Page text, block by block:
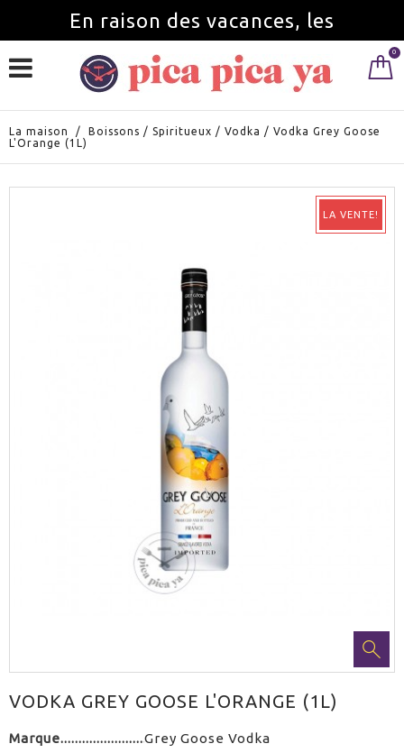
En raison des vacances, les
commandes seront servies à partir du 0
La maison / Boissons / Spiritueux / Vodka / Vodka Grey Goose
L'Orange (1L)
LA VENTE!
VODKA GREY GOOSE L'ORANGE (1L)
Marque Grey Goose Vodka